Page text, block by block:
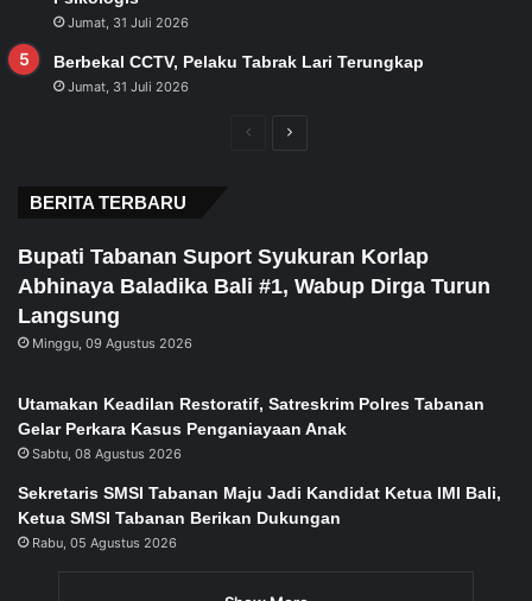
Jumat, 31 Juli 2026
Berbekal CCTV, Pelaku Tabrak Lari Terungkap
Jumat, 31 Juli 2026
PreviousNext
BERITA TERBARU
Bupati Tabanan Suport Syukuran Korlap
Abhinaya Baladika Bali #1, Wabup Dirga Turun
Langsung
Minggu, 09 Agustus 2026
Utamakan Keadilan Restoratif, Satreskrim Polres Tabanan
Gelar Perkara Kasus Penganiayaan Anak
Sabtu, 08 Agustus 2026
Sekretaris SMSI Tabanan Maju Jadi Kandidat Ketua IMI Bali,
Ketua SMSI Tabanan Berikan Dukungan
Rabu, 05 Agustus 2026